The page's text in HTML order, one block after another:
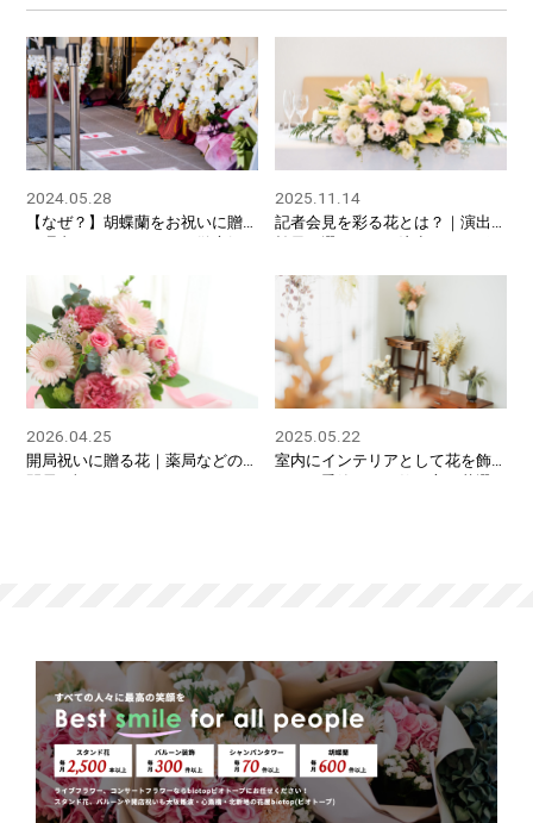
【なぜ？】胡蝶蘭をお祝いに贈
る理由やマナーについて徹底解
2024.05.28
記者会見を彩る花とは？｜演出
効果と選ぶときに注意すべきポ
2025.11.14
開局祝いに贈る花｜薬局などの
2026.04.25
室内にインテリアとして花を飾
2025.05.22